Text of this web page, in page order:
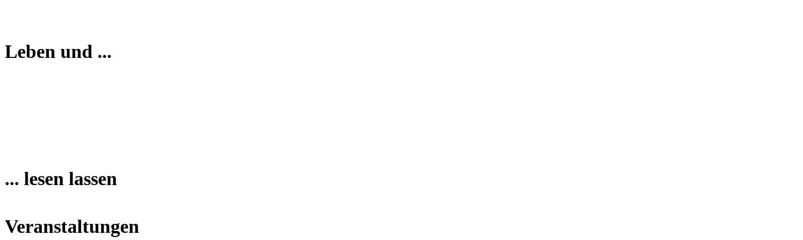
Leben und ...
... lesen lassen
Veranstaltungen